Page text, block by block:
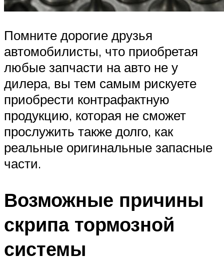
Помните дорогие друзья
автомобилисты, что приобретая
любые запчасти на авто не у
дилера, вы тем самым рискуете
приобрести контрафактную
продукцию, которая не сможет
прослужить также долго, как
реальные оригинальные запасные
части.
Возможные причины
скрипа тормозной
системы